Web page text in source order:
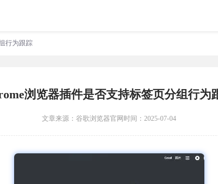
行为跟踪
浏览器插件是否支持标签页分组行为
文章来源： 谷歌浏览器官网 时间：2025-07-04